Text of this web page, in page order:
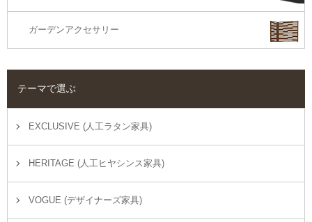
ガーデンアクセサリー
テーマで選ぶ
EXCLUSIVE (人工ラタン家具)
HERITAGE (人工ヒヤシンス家具)
VOGUE (デザイナーズ家具)